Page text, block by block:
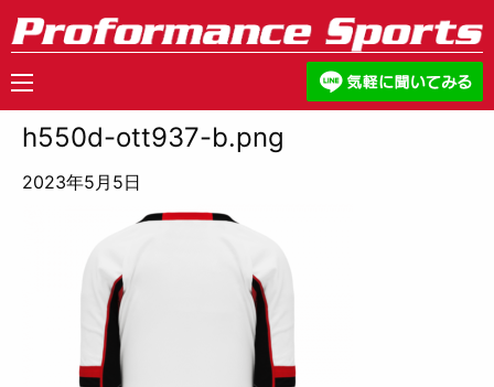
h550d-ott937-b.png
2023年5月5日